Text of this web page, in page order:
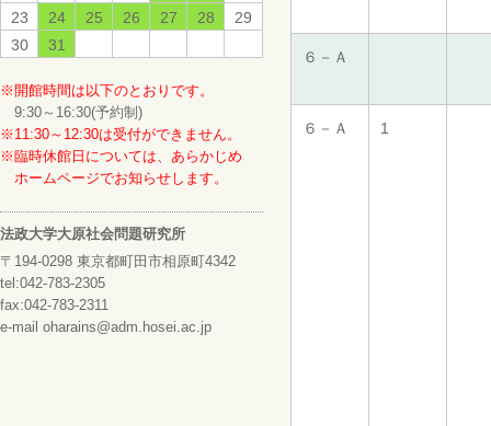
23
24 25 26 27 28
29
30
31
※開館時間は以下のとおりです。
9:30～16:30(予約制)
※11:30～12:30は受付ができません。
※臨時休館日については、あらかじめ
ホームページでお知らせします。
法政大学大原社会問題研究所
〒194-0298 東京都町田市相原町4342
tel:042-783-2305
fax:042-783-2311
e-mail oharains@adm.hosei.ac.jp
６－Ａ
６－Ａ 1